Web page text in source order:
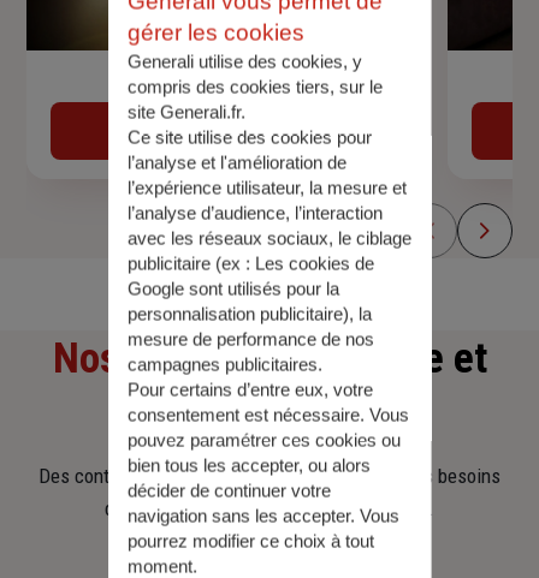
Devis assurance auto
Obtenir une estimation
Nos offresd'assurance et
d'épargne
Des contrats clairs et flexibles pour sécuriser vos besoins
d’aujourd’hui et anticiper ceux de demain.
gérer les cookies
Generali utilise des cookies, y
compris des cookies tiers, sur le
site Generali.fr.
Ce site utilise des cookies pour
l’analyse et l'amélioration de
l’expérience utilisateur, la mesure et
l’analyse d’audience, l’interaction
avec les réseaux sociaux, le ciblage
publicitaire (ex : Les cookies de
Google sont utilisés pour la
personnalisation publicitaire), la
mesure de performance de nos
campagnes publicitaires.
Pour certains d’entre eux, votre
consentement est nécessaire. Vous
pouvez paramétrer ces cookies ou
bien tous les accepter, ou alors
décider de continuer votre
navigation sans les accepter. Vous
pourrez modifier ce choix à tout
moment.